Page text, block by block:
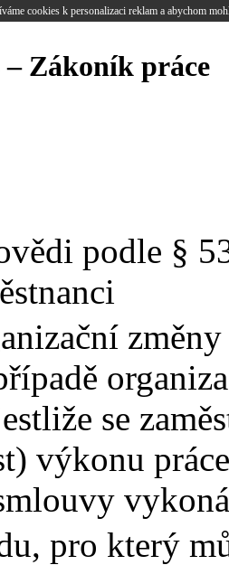
cookies k personalizaci reklam a abychom
Zákoník práce
podle §
se
výkonu
pro který